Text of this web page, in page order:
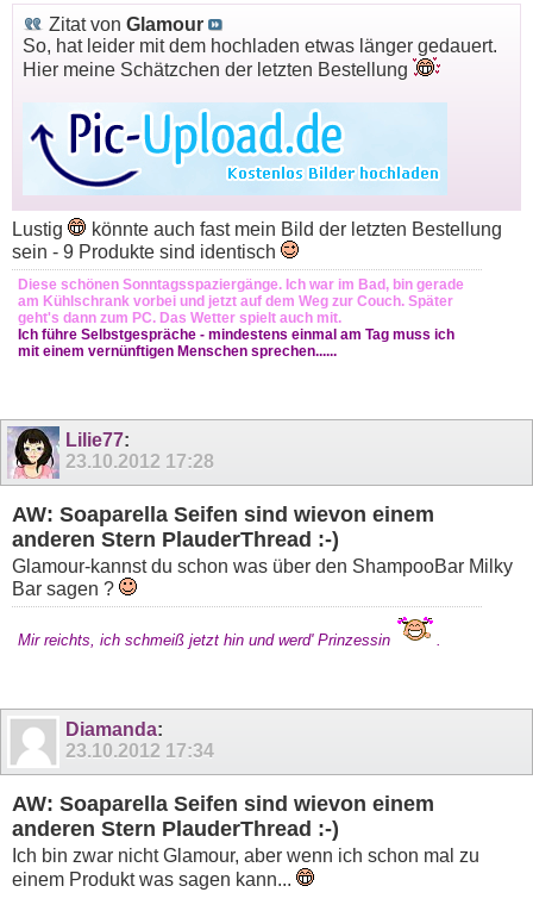
Zitat von Glamour
So, hat leider mit dem hochladen etwas länger gedauert.
Hier meine Schätzchen der letzten Bestellung
Lustig
könnte auch fast mein Bild der letzten Bestellung
sein - 9 Produkte sind identisch
Diese schönen Sonntagsspaziergänge. Ich war im Bad, bin gerade
am Kühlschrank vorbei und jetzt auf dem Weg zur Couch. Später
geht's dann zum PC. Das Wetter spielt auch mit.
Ich führe Selbstgespräche - mindestens einmal am Tag muss ich
mit einem vernünftigen Menschen sprechen......
Lilie77:
23.10.2012 17:28
AW: Soaparella Seifen sind wievon einem
anderen Stern PlauderThread :-)
Glamour-kannst du schon was über den ShampooBar Milky
Bar sagen ?
Mir reichts, ich schmeiß jetzt hin und werd' Prinzessin .
Diamanda:
23.10.2012 17:34
AW: Soaparella Seifen sind wievon einem
anderen Stern PlauderThread :-)
Ich bin zwar nicht Glamour, aber wenn ich schon mal zu
einem Produkt was sagen kann...